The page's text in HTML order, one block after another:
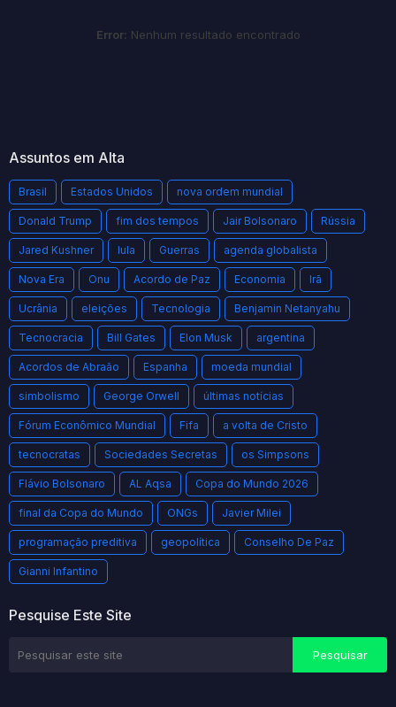
Error: Nenhum resultado encontrado
Assuntos em Alta
Brasil Estados Unidos nova ordem mundial
Donald Trump fim dos tempos Jair Bolsonaro Rússia
Jared Kushner lula Guerras agenda globalista
Nova Era Onu Acordo de Paz Economia Irã
Ucrânia eleições Tecnologia Benjamin Netanyahu
Tecnocracia Bill Gates Elon Musk argentina
Acordos de Abraão Espanha moeda mundial
simbolismo George Orwell últimas notícias
Fórum Econômico Mundial Fifa a volta de Cristo
tecnocratas Sociedades Secretas os Simpsons
Flávio Bolsonaro AL Aqsa Copa do Mundo 2026
final da Copa do Mundo ONGs Javier Milei
programação preditiva geopolítica Conselho De Paz
Gianni Infantino
Pesquise Este Site